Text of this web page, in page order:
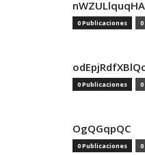
0 Publicaciones 0
0 Publicaciones 0
OgQGqpQC
0 Publicaciones 0